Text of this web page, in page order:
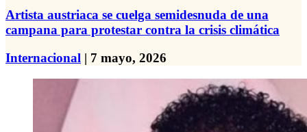
Artista austriaca se cuelga semidesnuda de una
campana para protestar contra la crisis climática
Internacional | 7 mayo, 2026